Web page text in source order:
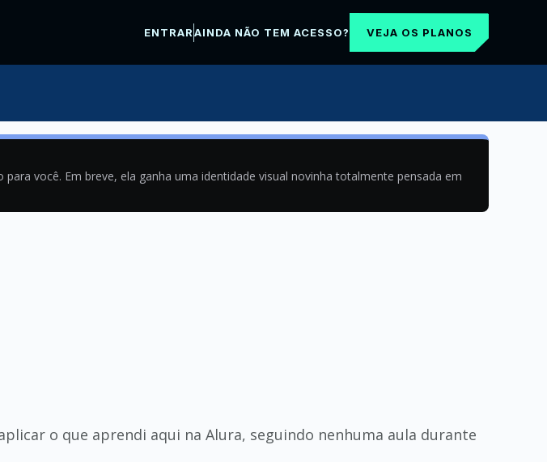
ENTRARAINDA NÃO TEM ACESSO? VEJA OS PLANOS
você. Em breve, ela ganha uma identidade visual novinha totalmente pensada em
o que aprendi aqui na Alura, seguindo nenhuma aula durante